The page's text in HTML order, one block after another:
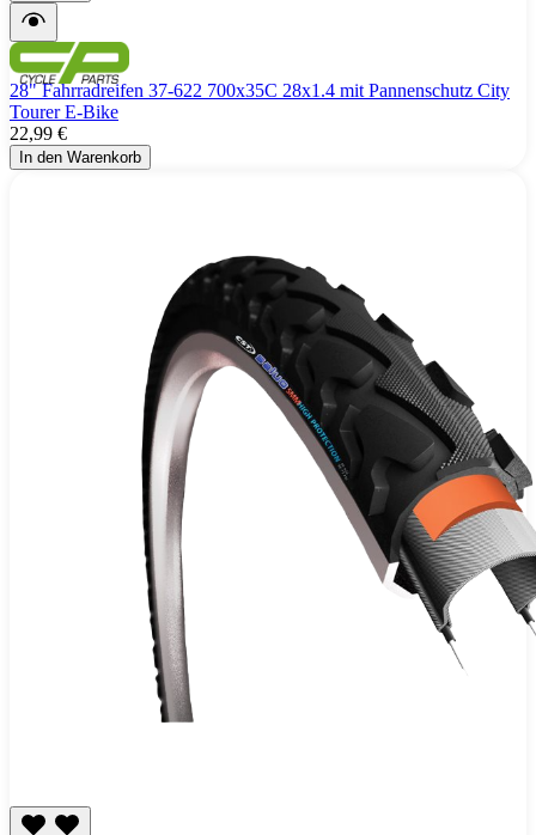
28" Fahrradreifen 37-622 700x35C 28x1.4 mit Pannenschutz City
Tourer E-Bike
22,99 €
In den Warenkorb